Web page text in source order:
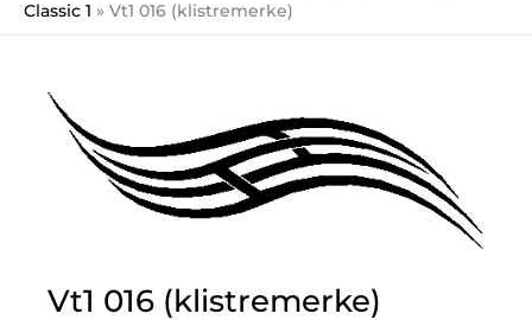
Classic 1
Vt1 016 (klistremerke)
Vt1 016 (klistremerke)